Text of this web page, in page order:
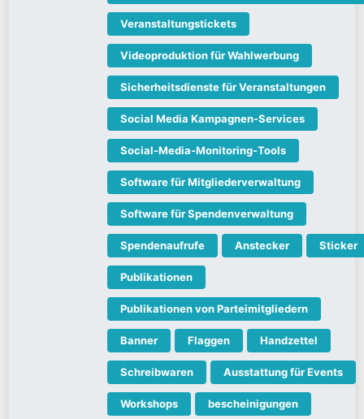
Veranstaltungstickets
Videoproduktion für Wahlwerbung
Sicherheitsdienste für Veranstaltungen
Social Media Kampagnen-Services
Social-Media-Monitoring-Tools
Software für Mitgliederverwaltung
Software für Spendenverwaltung
Spendenaufrufe Anstecker Sticker
Publikationen
Publikationen von Parteimitgliedern
Banner Flaggen Handzettel
Schreibwaren Ausstattung für Events
Workshops bescheinigungen